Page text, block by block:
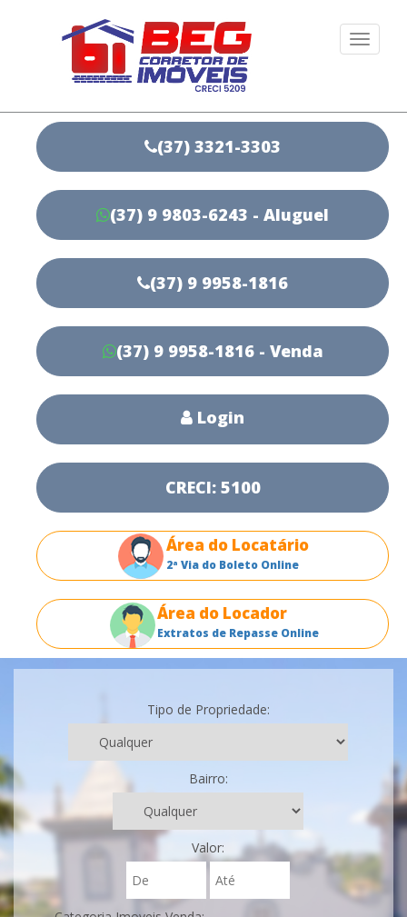
(37) 3321-3303
(37) 9 9803-6243 - Aluguel
(37) 9 9958-1816
(37) 9 9958-1816 - Venda
Login
CRECI: 5100
Área do Locatário
2ª Via do Boleto Online
Área do Locador
Extratos de Repasse Online
Tipo de Propriedade:
Bairro:
Valor: